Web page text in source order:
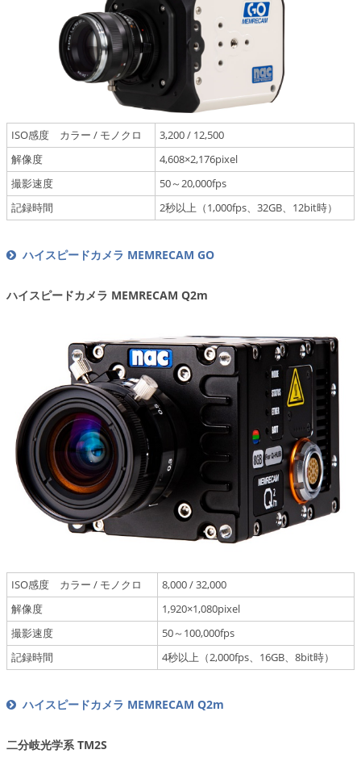
ISO感度 カラー / モノクロ
3,200 / 12,500
解像度
4,608×2,176pixel
撮影速度
50～20,000fps
記録時間
2秒以上（1,000fps、32GB、12bit時）
ハイスピードカメラ MEMRECAM GO
ハイスピードカメラ MEMRECAM Q2m
ISO感度 カラー / モノクロ
8,000 / 32,000
解像度
1,920×1,080pixel
撮影速度
50～100,000fps
記録時間
4秒以上（2,000fps、16GB、8bit時）
ハイスピードカメラ MEMRECAM Q2m
二分岐光学系 TM2S